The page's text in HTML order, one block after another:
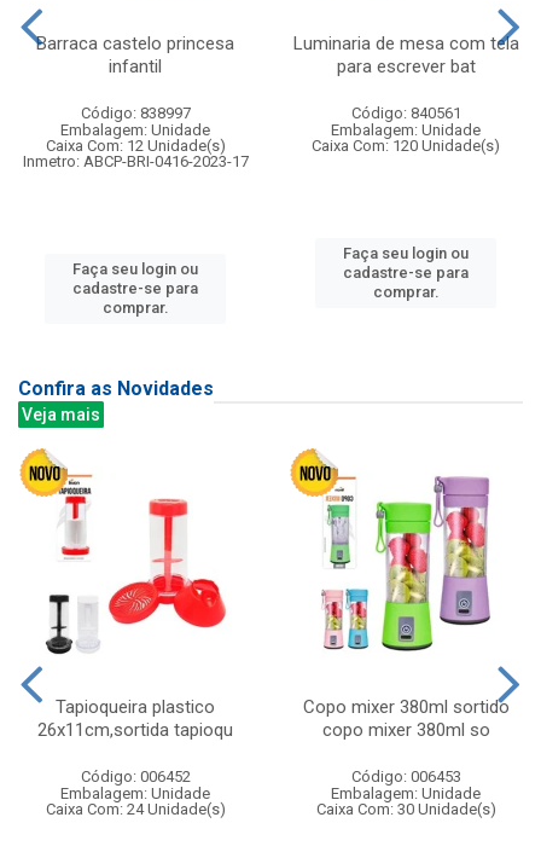
Barraca castelo princesa
infantil
Código: 838997
Embalagem: Unidade
Caixa Com: 12 Unidade(s)
Inmetro: ABCP-BRI-0416-2023-17
Faça seu login ou
cadastre-se para
comprar.
Luminaria de mesa com tela
para escrever bat
Código: 840561
Embalagem: Unidade
Caixa Com: 120 Unidade(s)
Faça seu login ou
cadastre-se para
comprar.
Confira as Novidades
Veja mais
Tapioqueira plastico
26x11cm,sortida tapioqu
Código: 006452
Embalagem: Unidade
Caixa Com: 24 Unidade(s)
Copo mixer 380ml sortido
copo mixer 380ml so
Código: 006453
Embalagem: Unidade
Caixa Com: 30 Unidade(s)